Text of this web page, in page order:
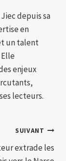
depuis sa
en
un talent
enjeux
lecteurs.
SUIVANT
extrade les